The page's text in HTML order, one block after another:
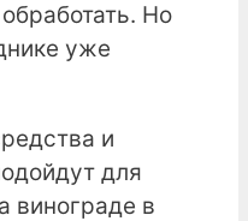
Но
уже
и
для
винограде в